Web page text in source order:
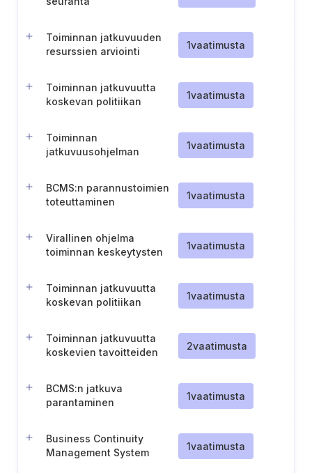
Toiminnan jatkuvuuden
resurssien arviointi
1vaatimusta
Toiminnan jatkuvuutta
koskevan politiikan
1vaatimusta
Toiminnan
jatkuvuusohjelman
1vaatimusta
BCMS:n parannustoimien
toteuttaminen
1vaatimusta
Virallinen ohjelma
toiminnan keskeytysten
1vaatimusta
Toiminnan jatkuvuutta
koskevan politiikan
1vaatimusta
Toiminnan jatkuvuutta
koskevien tavoitteiden
2vaatimusta
BCMS:n jatkuva
parantaminen
1vaatimusta
Business Continuity
Management System
1vaatimusta